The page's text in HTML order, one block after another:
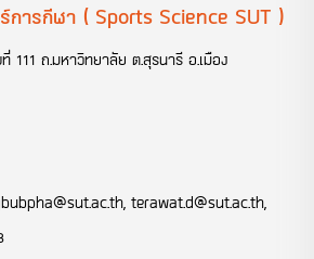
การกีฬา ( Sports Science SUT )
111 ถ.มหาวิทยาลัย ต.สุรนารี อ.เมือง
, terawat.d@sut.ac.th,